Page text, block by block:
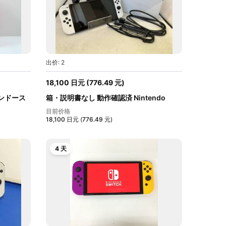
ドース
出价: 2
18,100 日元 (776.49 元)
箱・説明書なし 動作確認済 Nintendo
Switc...
目前价格
18,100 日元 (776.49 元)
4 天